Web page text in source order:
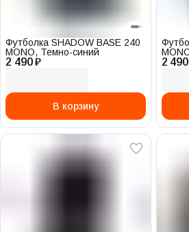
2 490 ₽
Футболка SHADOW BASE 240
MONO, Темно-синий
В корзину
2